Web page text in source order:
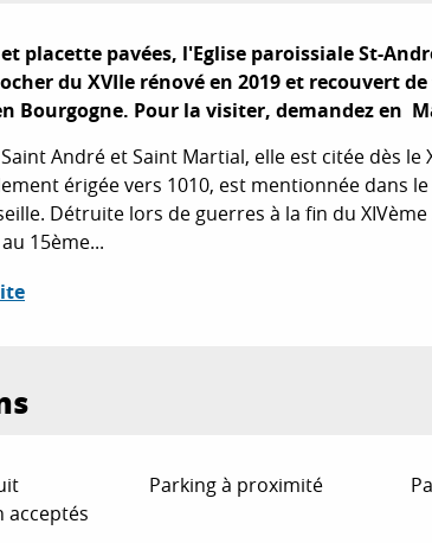
placette pavées, l'Eglise paroissiale St-
du XVIIe rénové en 2019 et recouvert
Bourgogne. Pour la visiter, demandez en
André et Saint Martial, elle est citée dès le
érigée vers 1010, est mentionnée dans
Détruite lors de guerres à la fin du
15ème...
Parking à proximité
acceptés